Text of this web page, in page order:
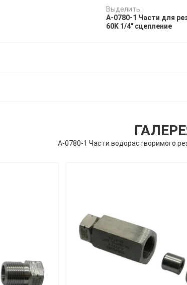
Выделить:
А-0780-1 Части для
60K 1/4" сцепление
A-0780-1 Части водорастворимого